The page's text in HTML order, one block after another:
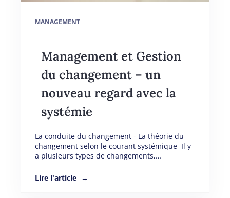
MANAGEMENT
Management et Gestion
du changement – un
nouveau regard avec la
systémie
La conduite du changement - La théorie du
changement selon le courant systémique Il y
a plusieurs types de changements,…
Lire l'article